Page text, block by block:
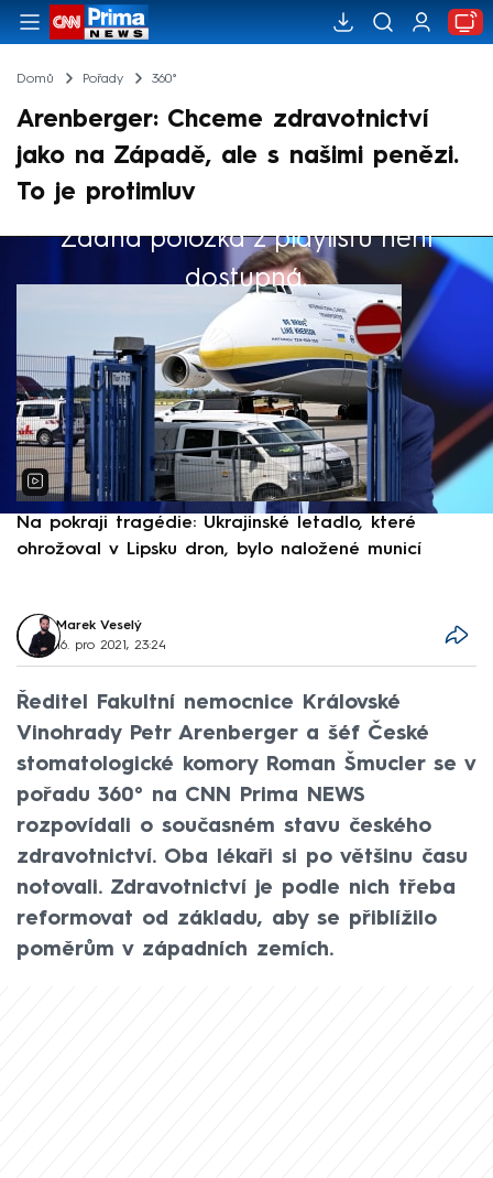
Domů Pořady 360°
Arenberger: Chceme zdravotnictví
jako na Západě, ale s našimi penězi.
To je protimluv
Žádná položka z playlistu není
dostupná.
Výběr redakce
Na pokraji tragédie: Ukrajinské letadlo, které
ohrožoval v Lipsku dron, bylo naložené municí
Marek Veselý
16. pro 2021, 23:24
Ředitel Fakultní nemocnice Královské
Vinohrady Petr Arenberger a šéf České
stomatologické komory Roman Šmucler se v
pořadu 360° na CNN Prima NEWS
rozpovídali o současném stavu českého
zdravotnictví. Oba lékaři si po většinu času
notovali. Zdravotnictví je podle nich třeba
reformovat od základu, aby se přiblížilo
poměrům v západních zemích.